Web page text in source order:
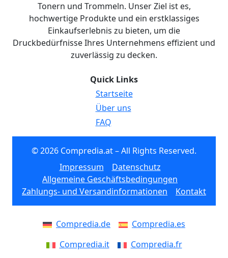
Tonern und Trommeln. Unser Ziel ist es,
hochwertige Produkte und ein erstklassiges
Einkaufserlebnis zu bieten, um die
Druckbedürfnisse Ihres Unternehmens effizient und
zuverlässig zu decken.
Quick Links
Startseite
Über uns
FAQ
© 2026 Compredia.at – All Rights Reserved.
Impressum
Datenschutz
Allgemeine Geschäftsbedingungen
Zahlungs- und Versandinformationen
Kontakt
Compredia.de
Compredia.es
Compredia.it
Compredia.fr